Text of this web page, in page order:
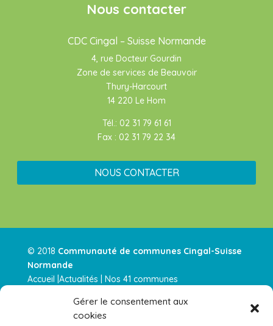
Gérer le consentement aux
cookies
Nous contacter
CDC Cingal – Suisse Normande
4, rue Docteur Gourdin
Zone de services de Beauvoir
Thury-Harcourt
14 220 Le Hom
Tél.: 02 31 79 61 61
Fax : 02 31 79 22 34
NOUS CONTACTER
© 2018 Communauté de communes Cingal-Suisse
Normande
Accueil | Actualités
Nos 41 communes
Contactez-nous |
Actualités RSS–Mentions légales